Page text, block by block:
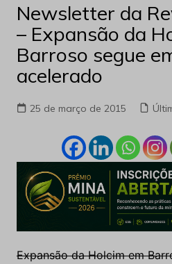
Newsletter da
– Expansão da
Barroso segue
acelerado
25 de março de 2015
Expansão da Holcim em